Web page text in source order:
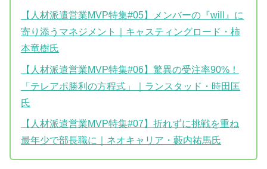
【人材派遣営業MVP特集#05】メンバーの『will』に
寄り添うマネジメント｜キャスティングロード・柿
本竜樹氏
【人材派遣営業MVP特集#06】驚異の受注率90%！
「テレアポ勝利の方程式」｜ランスタッド・時田匡
氏
【人材派遣営業MVP特集#07】折れずに挑戦を重ね
最年少で部長職に｜ネオキャリア・藪内祐馬氏